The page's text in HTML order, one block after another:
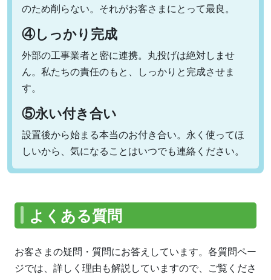
のため削らない。それがお客さまにとって最良。
④しっかり完成
外部の工事業者と密に連携。丸投げは絶対しませ
ん。私たちの責任のもと、しっかりと完成させま
す。
⑤永い付き合い
設置後から始まる本当のお付き合い。永く使ってほ
しいから、気になることはいつでも連絡ください。
よくある質問
お客さまの疑問・質問にお答えしています。各質問ペー
ジでは、詳しく理由も解説していますので、ご覧くださ